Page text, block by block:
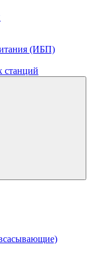
(ИБП)
станций